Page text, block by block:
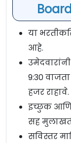
या
आहे.
9:30
हजर राहावे.
इच्छुक आणि
सह
सविस्तर